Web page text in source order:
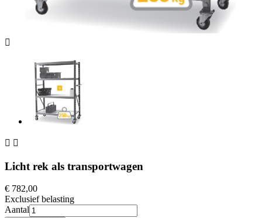

 
Licht rek als transportwagen
€ 782,00
Exclusief belasting
Aantal